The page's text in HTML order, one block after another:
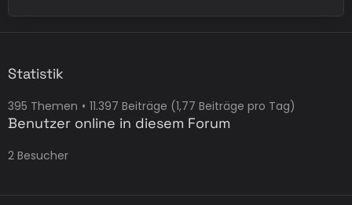
Statistik
395 Themen 11.397 Beiträge (1,77 Beiträge pro Tag)
Benutzer online in diesem Forum
2 Besucher